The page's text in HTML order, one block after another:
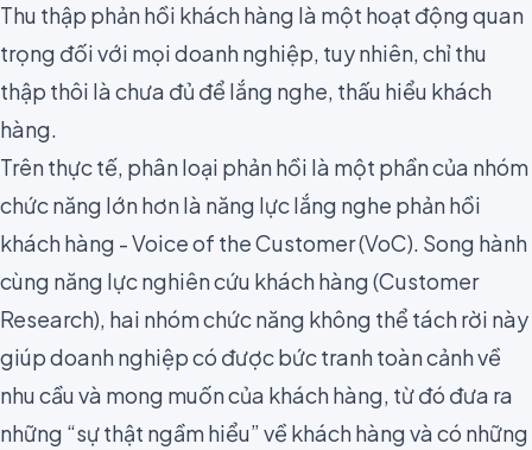
Thu thập phản hồi khách hàng là một hoạt động quan
trọng đối với mọi doanh nghiệp, tuy nhiên, chỉ thu
thập thôi là chưa đủ để lắng nghe, thấu hiểu khách
hàng.
Trên thực tế, phân loại phản hồi là một phần của nhóm
chức năng lớn hơn là năng lực lắng nghe phản hồi
khách hàng - Voice of the Customer (VoC). Song hành
cùng năng lực nghiên cứu khách hàng (Customer
Research), hai nhóm chức năng không thể tách rời này
giúp doanh nghiệp có được bức tranh toàn cảnh về
nhu cầu và mong muốn của khách hàng, từ đó đưa ra
những “sự thật ngầm hiểu” về khách hàng và có những